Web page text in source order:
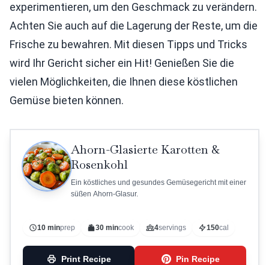
experimentieren, um den Geschmack zu verändern.
Achten Sie auch auf die Lagerung der Reste, um die
Frische zu bewahren. Mit diesen Tipps und Tricks
wird Ihr Gericht sicher ein Hit! Genießen Sie die
vielen Möglichkeiten, die Ihnen diese köstlichen
Gemüse bieten können.
Ahorn-Glasierte Karotten &
Rosenkohl
Ein köstliches und gesundes Gemüsegericht mit einer
süßen Ahorn-Glasur.
10 minprep 30 mincook 4servings 150cal
Print Recipe Pin Recipe